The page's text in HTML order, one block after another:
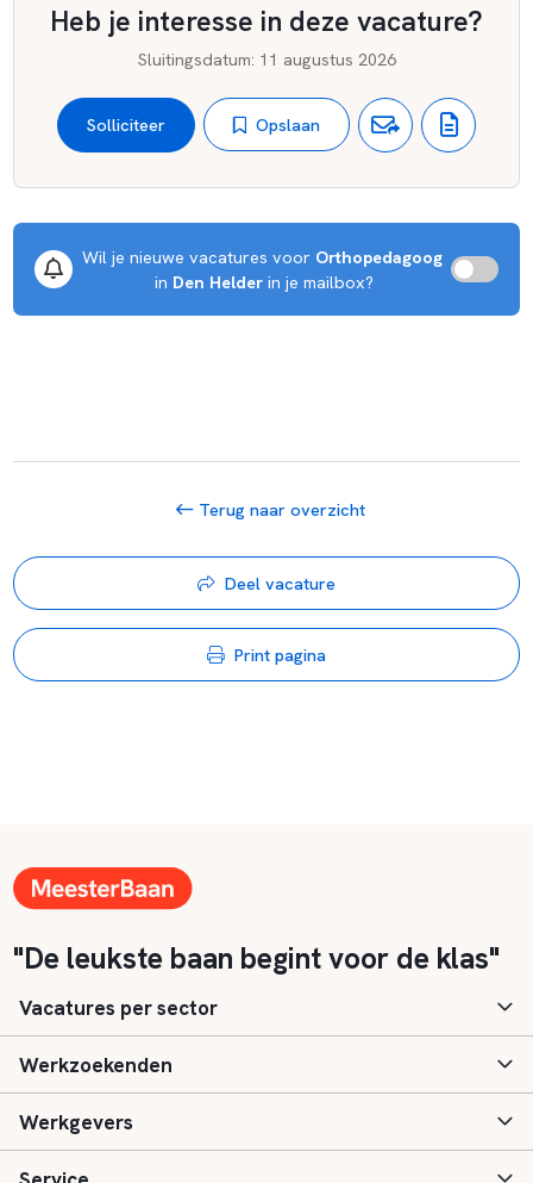
Heb je interesse in deze vacature?
Sluitingsdatum: 11 augustus 2026
Solliciteer Opslaan
Wil je nieuwe vacatures voor Orthopedagoog
in Den Helder in je mailbox?
Terug naar overzicht
Deel vacature
Print pagina
"De leukste baan begint voor de klas"
Vacatures per sector
Basisonderwijs
Speciaal (basis) onderwijs
Werkzoekenden
Aanmelden
Werkgevers